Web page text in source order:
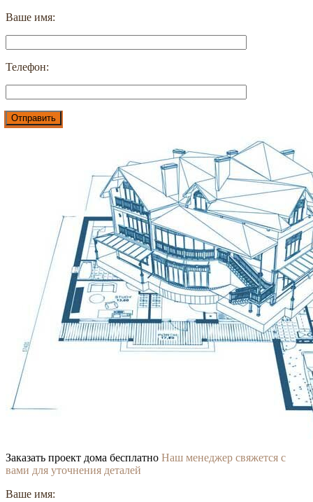
Ваше имя:
Телефон:
Заказать проект дома бесплатно Наш менеджер свяжется с
вами для уточнения деталей
Ваше имя: